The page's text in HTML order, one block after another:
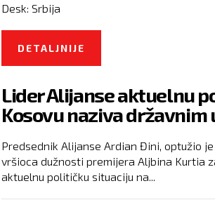
Desk: Srbija
DETALJNIJE
VUČIĆ
Lider Alijanse aktuelnu
Kosovu naziva državnim
Predsednik Alijanse Ardian Đini, optužio
vršioca dužnosti premijera Aljbina Kurtia
aktuelnu političku situaciju na...